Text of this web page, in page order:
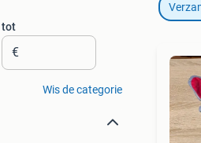
tot
€
Wis de categorie